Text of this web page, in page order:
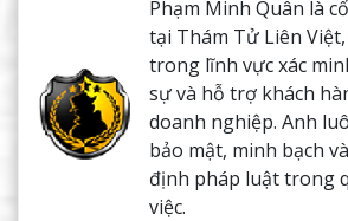
Phạm Minh Quân là
tại Thám Tử Liên
trong lĩnh vực xác
sự và hỗ trợ khách
doanh nghiệp. Anh
bảo mật, minh bạch
định pháp luật trong
việc.